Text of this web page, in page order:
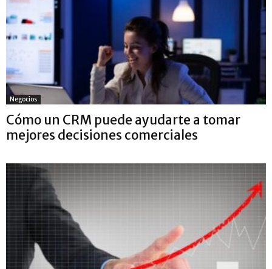
Negocios
Cómo un CRM puede ayudarte a tomar
mejores decisiones comerciales